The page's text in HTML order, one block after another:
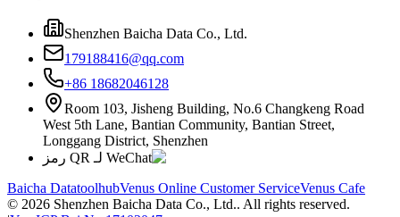
Shenzhen Baicha Data Co., Ltd.
179188416@qq.com
+86 18682046128
Room 103, Jisheng Building, No.6 Changkeng Road
West 5th Lane, Bantian Community, Bantian Street,
Longgang District, Shenzhen
رمز QR لـ WeChat
Baicha DatatoolhubVenus Online Customer ServiceVenus Cafe
© 2026 Shenzhen Baicha Data Co., Ltd.. All rights reserved.